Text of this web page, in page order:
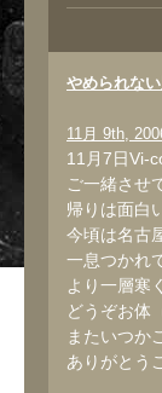
やめられな
11月 9th,
11月7日Vi-
ご一緒させ
帰りは面白
今頃は名古
一息つかれ
より一層寒
どうぞお体
またいつか
ありがとう